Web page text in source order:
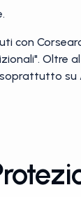
con
Oltre
su